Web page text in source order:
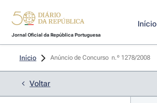
Jornal Oficial da República Portuguesa
Início
Início Anúncio de Concurso  n.º 1278/2008
Voltar